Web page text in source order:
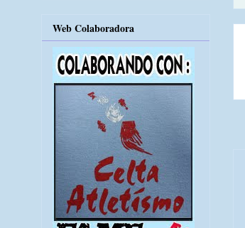
Web Colaboradora